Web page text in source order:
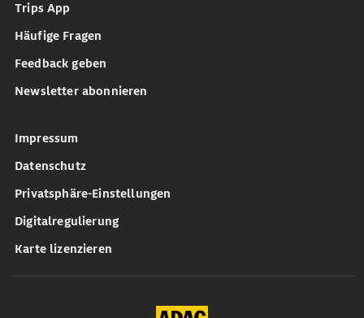
Trips App
Häufige Fragen
Feedback geben
Newsletter abonnieren
Impressum
Datenschutz
Privatsphäre-Einstellungen
Digitalregulierung
Karte lizenzieren